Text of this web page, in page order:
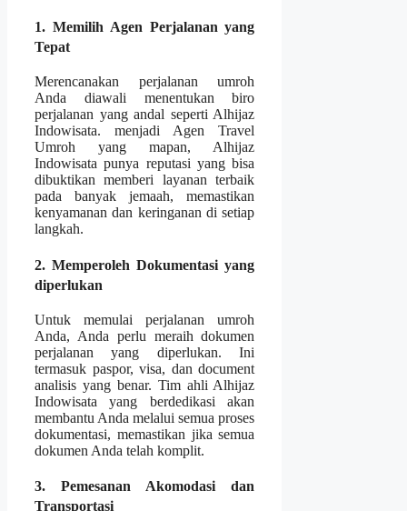
1. Memilih Agen Perjalanan yang
Tepat
Merencanakan perjalanan umroh
Anda diawali menentukan biro
perjalanan yang andal seperti Alhijaz
Indowisata. menjadi Agen Travel
Umroh yang mapan, Alhijaz
Indowisata punya reputasi yang bisa
dibuktikan memberi layanan terbaik
pada banyak jemaah, memastikan
kenyamanan dan keringanan di setiap
langkah.
2. Memperoleh Dokumentasi yang
diperlukan
Untuk memulai perjalanan umroh
Anda, Anda perlu meraih dokumen
perjalanan yang diperlukan. Ini
termasuk paspor, visa, dan document
analisis yang benar. Tim ahli Alhijaz
Indowisata yang berdedikasi akan
membantu Anda melalui semua proses
dokumentasi, memastikan jika semua
dokumen Anda telah komplit.
3. Pemesanan Akomodasi dan
Transportasi